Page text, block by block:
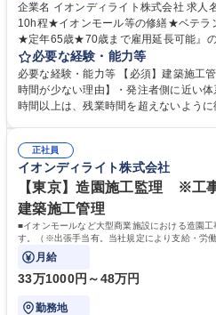
企業名 イオンディライト株式会社 求人名 【九州】建築施工監理★月残業
10h程★イオンモール等の修繕★ベテラン歓迎 仕事の内容 『ベ
★定年65歳★70歳まで雇用延長可能』
ける大規模修繕・改装工事などを担当
受託案件を担当いただきゼネコン、 施工業者との折衝、現地での作業管理
等を行います！ 【業務】■工事実施前
ケジュール確認）■工事実施期間におけ
意識しつつ安定性の高い当社で是非経験を生
【九州】建築施工監理★月残業10h程★
歓迎
必要な経験・能力等
必要な経験・能力等 【必須】建築施工
時間が少ない理由】・発注者側に近い
時間以上は、残業時間を超えないように徹底 【研修】現場研修、
ビス事業を行ってい る会社です。ビル
機・清掃業務と幅広 い業務を行い多角
安定した受注で2020 年以降も成長が
学歴・資格 学歴：大学院 大学 高専 短
級建築施工管理技士
正社員
イオンディライト株式会社
【東京】造園施工監理 ※工
建築施工管理
■イオンモールなど大型商業施設における造園
す。（※出張手当有。当社規定により支給・労
記に記載いたします。
月給
33万1000円～48万円
勤務地